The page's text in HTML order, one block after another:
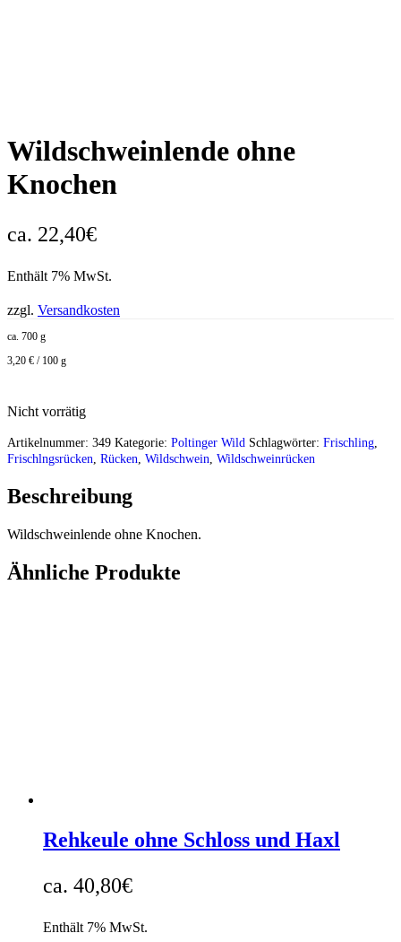
Wildschweinlende ohne
Knochen
22,40€
Enthält 7% MwSt.
zzgl. Versandkosten
ca. 700 g
3,20 € / 100 g
Nicht vorrätig
Artikelnummer: 349 Kategorie: Poltinger Wild Schlagwörter: Frischling,
Frischlngsrücken, Rücken, Wildschwein, Wildschweinrücken
Beschreibung
Wildschweinlende ohne Knochen.
Ähnliche Produkte
Rehkeule ohne Schloss und Haxl
40,80€
Enthält 7% MwSt.